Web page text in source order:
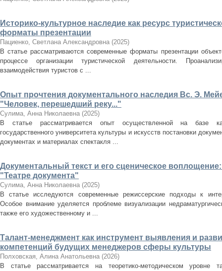
Историко-культурное наследие как ресурс
форматы презентации
Пациенко, Светлана Александровна (2025)
В статье рассматриваются современные форматы презентации
процессе организации туристической деятельности.
взаимодействия туристов с ...
Опыт прочтения документального наследия Вс. Э.
"Человек, перешедший реку..."
Сулима, Анна Николаевна (2025)
В статье рассматривается опыт осуществленной на базе
государственного университета культуры и искусств постановки
документах и материалах спектакля ...
Документальный текст и его сценическое
"Театре документа"
Сулима, Анна Николаевна (2025)
В статье исследуются современные режиссерские подходы к
Особое внимание уделяется проблеме визуализации
также его художественному и ...
Талант-менеджмент как инструмент выявления и
компетенций будущих менеджеров сферы культуры
Полховская, Алина Анатольевна (2026)
В статье рассматривается на теоретико-методическом уровне